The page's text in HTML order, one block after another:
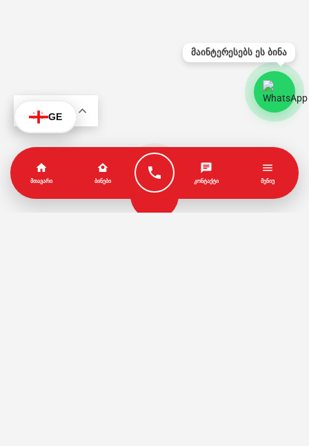
GE
ᲛᲗᲐᲕᲐᲠᲘ ᲑᲘᲜᲔᲑᲘ ᲙᲝᲜᲢᲐᲥᲢᲘ ᲛᲔᲜᲘᲣ
KA
მაინტერესებს ეს ბინა